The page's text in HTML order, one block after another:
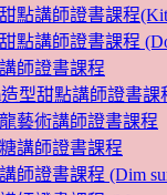
點講師證書課程
點講師證書課程
師證書課程
造型甜點講師證書課
藝術講師證書課程
講師證書課程
師證書課程 (Dim